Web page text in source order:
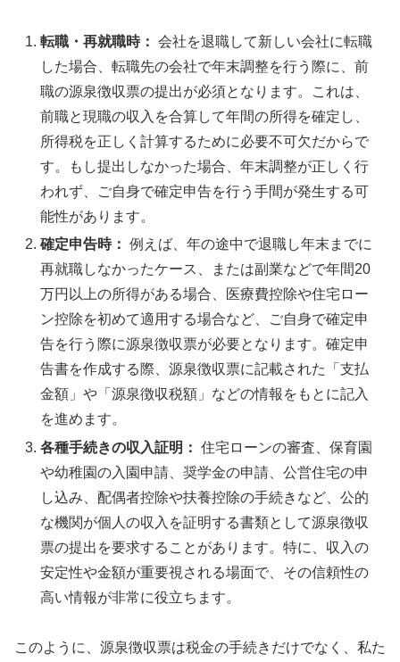
転職・再就職時： 会社を退職して新しい会社に転職
した場合、転職先の会社で年末調整を行う際に、前
職の源泉徴収票の提出が必須となります。これは、
前職と現職の収入を合算して年間の所得を確定し、
所得税を正しく計算するために必要不可欠だからで
す。もし提出しなかった場合、年末調整が正しく行
われず、ご自身で確定申告を行う手間が発生する可
能性があります。
確定申告時： 例えば、年の途中で退職し年末までに
再就職しなかったケース、または副業などで年間20
万円以上の所得がある場合、医療費控除や住宅ロー
ン控除を初めて適用する場合など、ご自身で確定申
告を行う際に源泉徴収票が必要となります。確定申
告書を作成する際、源泉徴収票に記載された「支払
金額」や「源泉徴収税額」などの情報をもとに記入
を進めます。
各種手続きの収入証明： 住宅ローンの審査、保育園
や幼稚園の入園申請、奨学金の申請、公営住宅の申
し込み、配偶者控除や扶養控除の手続きなど、公的
な機関が個人の収入を証明する書類として源泉徴収
票の提出を要求することがあります。特に、収入の
安定性や金額が重要視される場面で、その信頼性の
高い情報が非常に役立ちます。
このように、源泉徴収票は税金の手続きだけでなく、私た